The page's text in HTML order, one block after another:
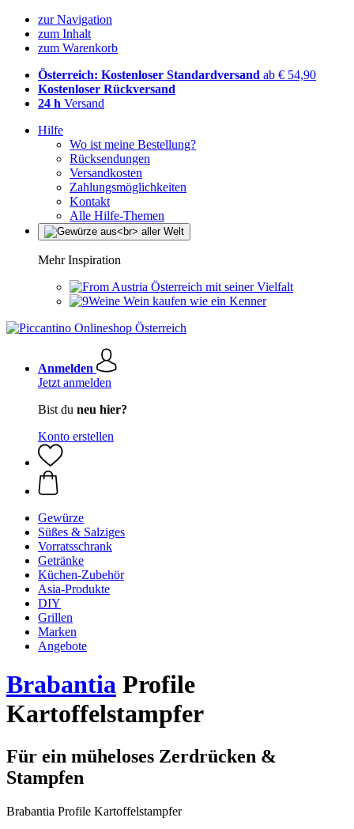
zur Navigation
zum Inhalt
zum Warenkorb
Österreich: Kostenloser Standardversand ab € 54,90
Kostenloser Rückversand
24 h Versand
Hilfe
Wo ist meine Bestellung?
Rücksendungen
Versandkosten
Zahlungsmöglichkeiten
Kontakt
Alle Hilfe-Themen
Mehr Inspiration
Österreich mit seiner Vielfalt
Wein kaufen wie ein Kenner
Anmelden
Jetzt anmelden
Bist du neu hier?
Konto erstellen
Gewürze
Süßes & Salziges
Vorratsschrank
Getränke
Küchen-Zubehör
Asia-Produkte
DIY
Grillen
Marken
Angebote
Brabantia Profile
Kartoffelstampfer
Für ein müheloses Zerdrücken &
Stampfen
Brabantia Profile Kartoffelstampfer